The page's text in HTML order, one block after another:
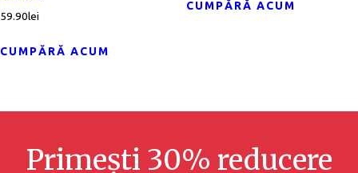
59.90lei
CUMPĂRĂ ACUM
CUMPĂRĂ ACUM
Primești 30% reducere